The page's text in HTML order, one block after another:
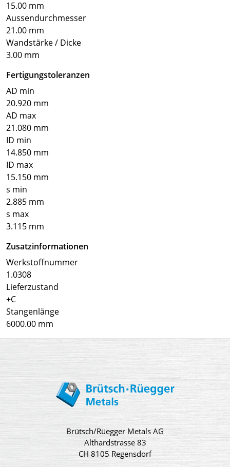
15.00 mm
Aussendurchmesser
21.00 mm
Wandstärke / Dicke
3.00 mm
Fertigungstoleranzen
AD min
20.920 mm
AD max
21.080 mm
ID min
14.850 mm
ID max
15.150 mm
s min
2.885 mm
s max
3.115 mm
Zusatzinformationen
Werkstoffnummer
1.0308
Lieferzustand
+C
Stangenlänge
6000.00 mm
Brütsch/Rüegger Metals AG
Althardstrasse 83
CH 8105 Regensdorf